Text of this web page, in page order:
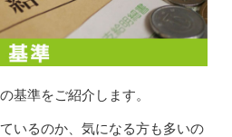
基準をご紹介します。
いるのか、気になる方も多いの